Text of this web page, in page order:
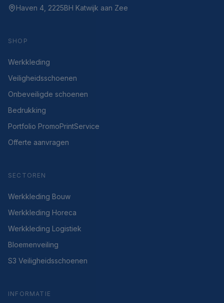
Haven 4, 2225BH Katwijk aan Zee
SHOP
Werkkleding
Veiligheidsschoenen
Onbeveiligde schoenen
Bedrukking
Portfolio PromoPrintService
Offerte aanvragen
SECTOREN
Werkkleding Bouw
Werkkleding Horeca
Werkkleding Logistiek
Bloemenveiling
S3 Veiligheidsschoenen
INFORMATIE